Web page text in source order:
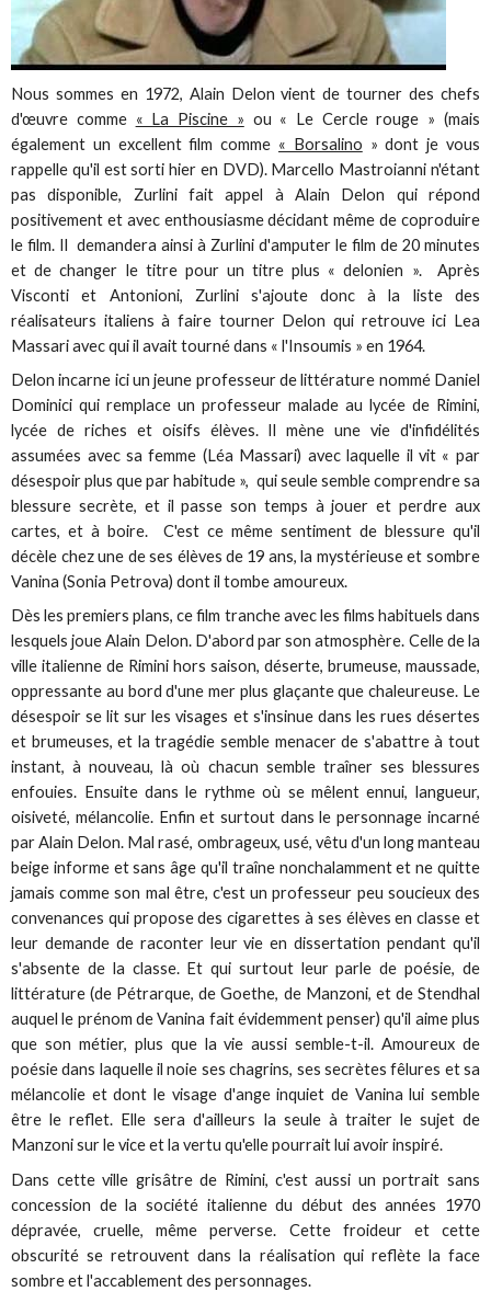
Nous sommes en 1972, Alain Delon vient de tourner des chefs
d'œuvre comme « La Piscine » ou « Le Cercle rouge » (mais
également un excellent film comme « Borsalino » dont je vous
rappelle qu'il est sorti hier en DVD). Marcello Mastroianni n'étant
pas disponible, Zurlini fait appel à Alain Delon qui répond
positivement et avec enthousiasme décidant même de coproduire
le film. Il demandera ainsi à Zurlini d'amputer le film de 20 minutes
et de changer le titre pour un titre plus « delonien ». Après
Visconti et Antonioni, Zurlini s'ajoute donc à la liste des
réalisateurs italiens à faire tourner Delon qui retrouve ici Lea
Massari avec qui il avait tourné dans « l'Insoumis » en 1964.
Delon incarne ici un jeune professeur de littérature nommé Daniel
Dominici qui remplace un professeur malade au lycée de Rimini,
lycée de riches et oisifs élèves. Il mène une vie d'infidélités
assumées avec sa femme (Léa Massari) avec laquelle il vit « par
désespoir plus que par habitude », qui seule semble comprendre sa
blessure secrète, et il passe son temps à jouer et perdre aux
cartes, et à boire. C'est ce même sentiment de blessure qu'il
décèle chez une de ses élèves de 19 ans, la mystérieuse et sombre
Vanina (Sonia Petrova) dont il tombe amoureux.
Dès les premiers plans, ce film tranche avec les films habituels dans
lesquels joue Alain Delon. D'abord par son atmosphère. Celle de la
ville italienne de Rimini hors saison, déserte, brumeuse, maussade,
oppressante au bord d'une mer plus glaçante que chaleureuse. Le
désespoir se lit sur les visages et s'insinue dans les rues désertes
et brumeuses, et la tragédie semble menacer de s'abattre à tout
instant, à nouveau, là où chacun semble traîner ses blessures
enfouies. Ensuite dans le rythme où se mêlent ennui, langueur,
oisiveté, mélancolie. Enfin et surtout dans le personnage incarné
par Alain Delon. Mal rasé, ombrageux, usé, vêtu d'un long manteau
beige informe et sans âge qu'il traîne nonchalamment et ne quitte
jamais comme son mal être, c'est un professeur peu soucieux des
convenances qui propose des cigarettes à ses élèves en classe et
leur demande de raconter leur vie en dissertation pendant qu'il
s'absente de la classe. Et qui surtout leur parle de poésie, de
littérature (de Pétrarque, de Goethe, de Manzoni, et de Stendhal
auquel le prénom de Vanina fait évidemment penser) qu'il aime plus
que son métier, plus que la vie aussi semble-t-il. Amoureux de
poésie dans laquelle il noie ses chagrins, ses secrètes fêlures et sa
mélancolie et dont le visage d'ange inquiet de Vanina lui semble
être le reflet. Elle sera d'ailleurs la seule à traiter le sujet de
Manzoni sur le vice et la vertu qu'elle pourrait lui avoir inspiré.
Dans cette ville grisâtre de Rimini, c'est aussi un portrait sans
concession de la société italienne du début des années 1970
dépravée, cruelle, même perverse. Cette froideur et cette
obscurité se retrouvent dans la réalisation qui reflète la face
sombre et l'accablement des personnages.